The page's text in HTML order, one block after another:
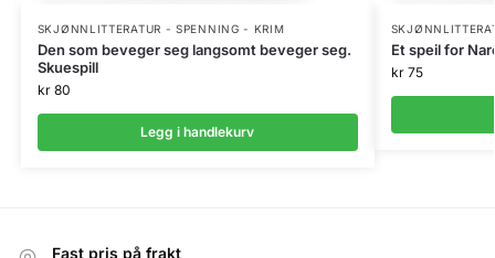
SKJØNNLITTERATUR - SPENNING - KRIM
Den som beveger seg langsomt beveger seg.
Skuespill
kr80
Legg i handlekurv
Et speil for
kr75
Fast pris på frakt